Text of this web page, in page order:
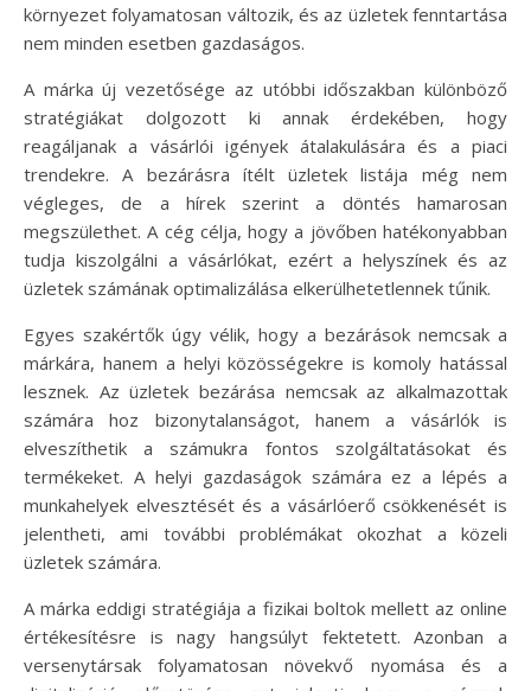
környezet folyamatosan változik, és az üzletek fenntartása
nem minden esetben gazdaságos.
A márka új vezetősége az utóbbi időszakban különböző
stratégiákat dolgozott ki annak érdekében, hogy
reagáljanak a vásárlói igények átalakulására és a piaci
trendekre. A bezárásra ítélt üzletek listája még nem
végleges, de a hírek szerint a döntés hamarosan
megszülethet. A cég célja, hogy a jövőben hatékonyabban
tudja kiszolgálni a vásárlókat, ezért a helyszínek és az
üzletek számának optimalizálása elkerülhetetlennek tűnik.
Egyes szakértők úgy vélik, hogy a bezárások nemcsak a
márkára, hanem a helyi közösségekre is komoly hatással
lesznek. Az üzletek bezárása nemcsak az alkalmazottak
számára hoz bizonytalanságot, hanem a vásárlók is
elveszíthetik a számukra fontos szolgáltatásokat és
termékeket. A helyi gazdaságok számára ez a lépés a
munkahelyek elvesztését és a vásárlóerő csökkenését is
jelentheti, ami további problémákat okozhat a közeli
üzletek számára.
A márka eddigi stratégiája a fizikai boltok mellett az online
értékesítésre is nagy hangsúlyt fektetett. Azonban a
versenytársak folyamatosan növekvő nyomása és a